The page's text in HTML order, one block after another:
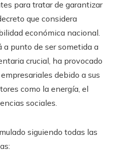
para tratar de garantizar
que considera
económica nacional.
a punto de ser sometida a
crucial, ha provocado
debido a sus
como la energía, el
sociales.
siguiendo todas las